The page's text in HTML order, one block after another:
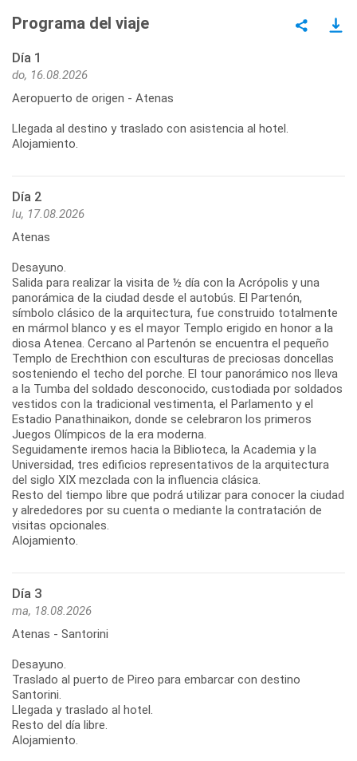
Programa del viaje
Día 1
do, 16.08.2026
Aeropuerto de origen - Atenas
Llegada al destino y traslado con asistencia al hotel.
Alojamiento.
Día 2
lu, 17.08.2026
Atenas
Desayuno.
Salida para realizar la visita de ½ día con la Acrópolis y una
panorámica de la ciudad desde el autobús. El Partenón,
símbolo clásico de la arquitectura, fue construido totalmente
en mármol blanco y es el mayor Templo erigido en honor a la
diosa Atenea. Cercano al Partenón se encuentra el pequeño
Templo de Erechthion con esculturas de preciosas doncellas
sosteniendo el techo del porche. El tour panorámico nos lleva
a la Tumba del soldado desconocido, custodiada por soldados
vestidos con la tradicional vestimenta, el Parlamento y el
Estadio Panathinaikon, donde se celebraron los primeros
Juegos Olímpicos de la era moderna.
Seguidamente iremos hacia la Biblioteca, la Academia y la
Universidad, tres edificios representativos de la arquitectura
del siglo XIX mezclada con la influencia clásica.
Resto del tiempo libre que podrá utilizar para conocer la ciudad
y alrededores por su cuenta o mediante la contratación de
visitas opcionales.
Alojamiento.
Día 3
ma, 18.08.2026
Atenas - Santorini
Desayuno.
Traslado al puerto de Pireo para embarcar con destino
Santorini.
Llegada y traslado al hotel.
Resto del día libre.
Alojamiento.